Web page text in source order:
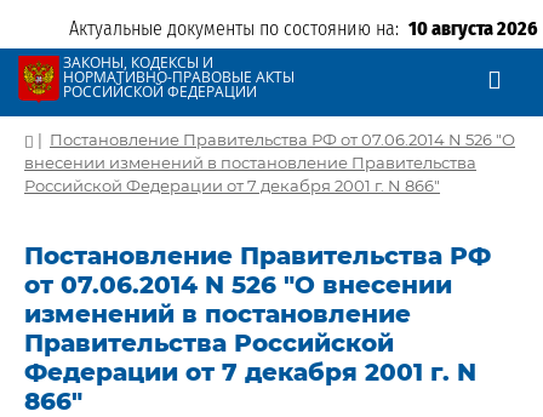
Актуальные документы по состоянию на: 10 августа 2026
ЗАКОНЫ, КОДЕКСЫ И
НОРМАТИВНО-ПРАВОВЫЕ АКТЫ
РОССИЙСКОЙ ФЕДЕРАЦИИ
| Постановление Правительства РФ от 07.06.2014 N 526 "О
внесении изменений в постановление Правительства
Российской Федерации от 7 декабря 2001 г. N 866"
Постановление Правительства РФ
от 07.06.2014 N 526 "О внесении
изменений в постановление
Правительства Российской
Федерации от 7 декабря 2001 г. N
866"